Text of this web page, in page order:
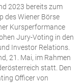
2023 bereits zum
des Wiener Börse
Kursperformance
Jury-Voting in den
Investor Relations.
21. Mai, im Rahmen
statt. Den
Officer von